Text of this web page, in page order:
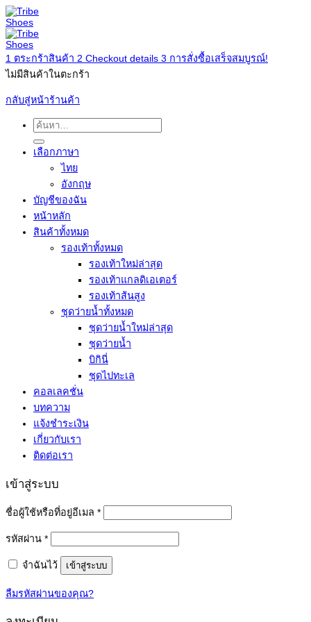
1 ตระกร้าสินค้า 2 Checkout details 3 การสั่งซื้อเสร็จสมบูรณ์!
ไม่มีสินค้าในตะกร้า
กลับสู่หน้าร้านค้า
ค้นหา:
เลือกภาษา
ไทย
อังกฤษ
บัญชีของฉัน
หน้าหลัก
สินค้าทั้งหมด
รองเท้าทั้งหมด
รองเท้าใหม่ล่าสุด
รองเท้าแกลดิเอเตอร์
รองเท้าส้นสูง
ชุดว่ายน้ำทั้งหมด
ชุดว่ายน้ำใหม่ล่าสุด
ชุดว่ายน้ำ
บิกินี่
ชุดไปทะเล
คอลเลคชั่น
บทความ
แจ้งชำระเงิน
เกี่ยวกับเรา
ติดต่อเรา
เข้าสู่ระบบ
ชื่อผู้ใช้หรือที่อยู่อีเมล *ต้องการ
รหัสผ่าน *ต้องการ
จำฉันไว้ เข้าสู่ระบบ
ลืมรหัสผ่านของคุณ?